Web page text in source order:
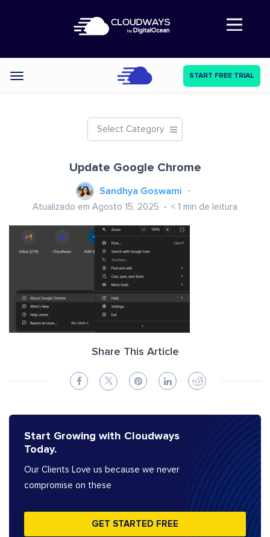
Abre a navegação
Categories START FREE TRIAL
Select Category
Update Google Chrome
Sandhya Goswami
Atualizado em Agosto 15, 2025 < 1 min de leitura
Share This Article
Start Growing with Cloudways
Today.
Our Clients Love us because we never
compromise on these
GET STARTED FREE